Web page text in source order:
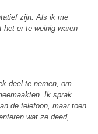
zijn. Als ik me
het er te weinig waren
deel te nemen, om
Ik sprak
de telefoon, maar toen
wat ze deed,